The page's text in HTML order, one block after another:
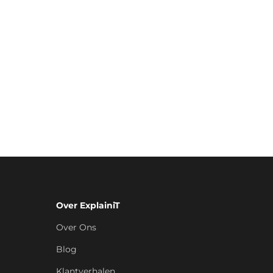
Over ExplainiT
Over Ons
Blog